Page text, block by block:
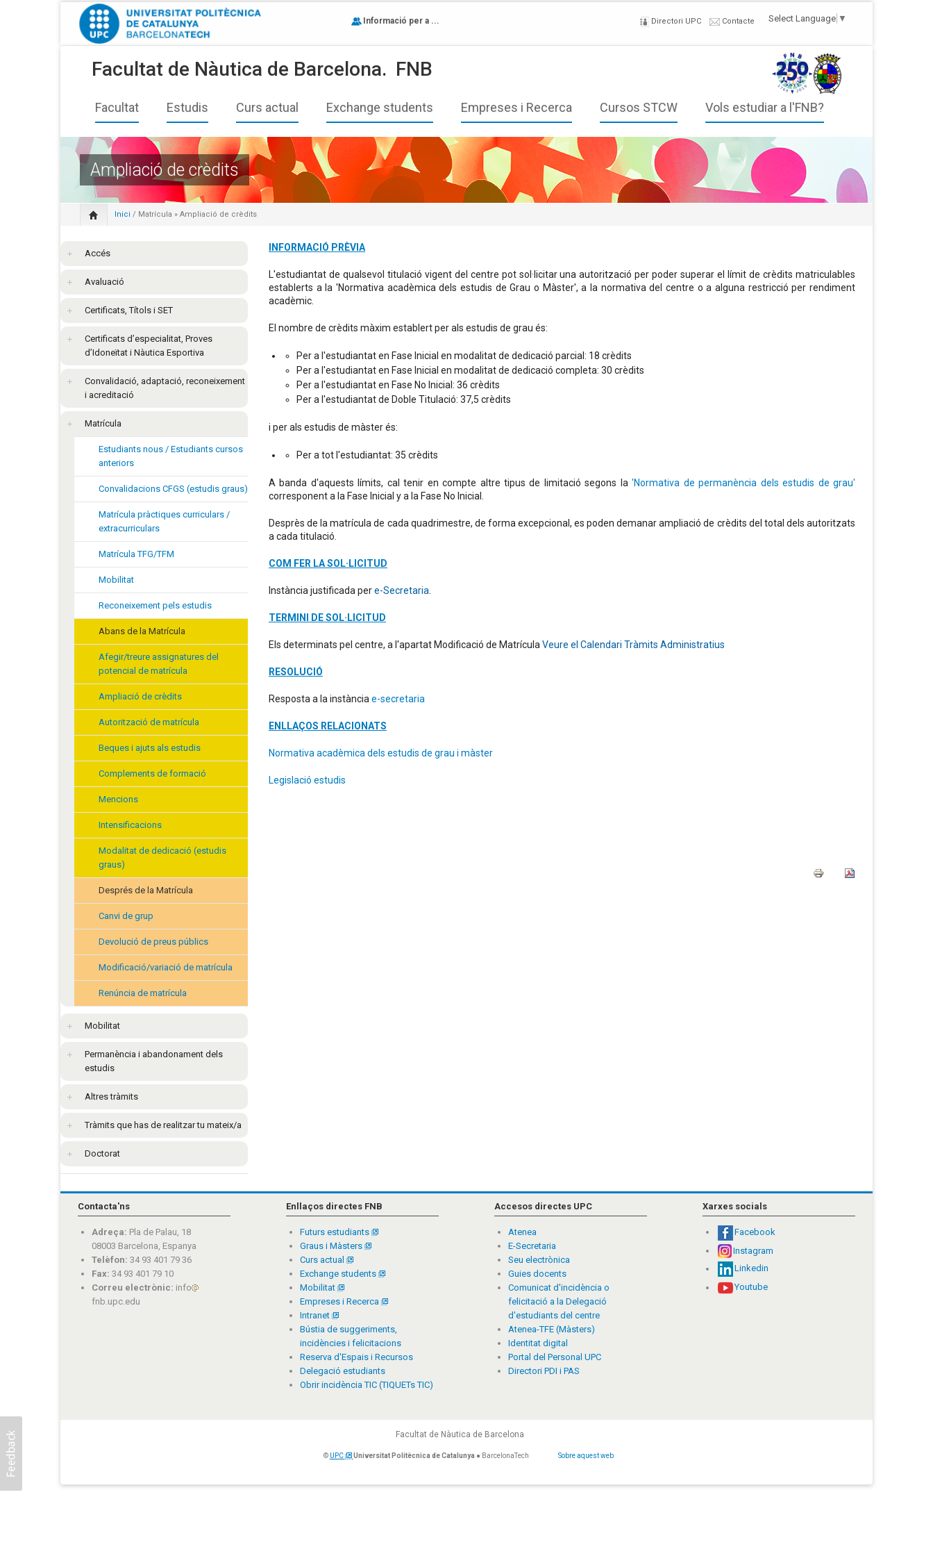
Select Language ▼
Directori UPC Contacte
Informació per a ...
Facultat de Nàutica de Barcelona. FNB
Facultat Estudis Curs actual Exchange students Empreses i Recerca Cursos STCW Vols estudiar a l'FNB?
Ampliació de crèdits
Inici / Matrícula » Ampliació de crèdits
Accés
Avaluació
Certificats, Títols i SET
Certificats d’especialitat, Proves
d’Idoneïtat i Nàutica Esportiva
Convalidació, adaptació, reconeixement
i acreditació
Matrícula
Estudiants nous / Estudiants cursos
anteriors
Convalidacions CFGS (estudis graus)
Matrícula pràctiques curriculars /
extracurriculars
Matrícula TFG/TFM
Mobilitat
Reconeixement pels estudis
Abans de la Matrícula
Afegir/treure assignatures del
potencial de matrícula
Ampliació de crèdits
Autorització de matrícula
Beques i ajuts als estudis
Complements de formació
Mencions
Intensificacions
Modalitat de dedicació (estudis
graus)
Després de la Matrícula
Canvi de grup
Devolució de preus públics
Modificació/variació de matrícula
Renúncia de matrícula
Mobilitat
Permanència i abandonament dels
estudis
Altres tràmits
Tràmits que has de realitzar tu mateix/a
Doctorat
INFORMACIÓ PRÈVIA
L'estudiantat de qualsevol titulació vigent del centre pot sol·licitar una autorització per poder superar el límit de crèdits matriculables
establerts a la 'Normativa acadèmica dels estudis de Grau o Màster', a la normativa del centre o a alguna restricció per rendiment
acadèmic.
El nombre de crèdits màxim establert per als estudis de grau és:
Per a l'estudiantat en Fase Inicial en modalitat de dedicació parcial: 18 crèdits
Per a l'estudiantat en Fase Inicial en modalitat de dedicació completa: 30 crèdits
Per a l'estudiantat en Fase No Inicial: 36 crèdits
Per a l'estudiantat de Doble Titulació: 37,5 crèdits
i per als estudis de màster és:
Per a tot l'estudiantat: 35 crèdits
A banda d'aquests límits, cal tenir en compte altre tipus de limitació segons la'Normativa de permanència dels estudis de grau'
corresponent a la Fase Inicial y a la Fase No Inicial.
Desprès de la matrícula de cada quadrimestre, de forma excepcional, es poden demanar ampliació de crèdits del total dels autoritzats
a cada titulació.
COM FER LA SOL·LICITUD
Instància justificada pere-Secretaria
TERMINI DE SOL·LICITUD
Els determinats pel centre, a l'apartat Modificació de Matrícula Veure el Calendari Tràmits Administratius
RESOLUCIÓ
Resposta a la instància e-secretaria
ENLLAÇOS RELACIONATS
Normativa acadèmica dels estudis de grau i màster
Legislació estudis
Contacta'ns
Adreça: Pla de Palau, 18
08003 Barcelona, Espanya
Telèfon: 34 93 401 79 36
Fax: 34 93 401 79 10
Correu electrònic: info
fnb.upc.edu
Enllaços directes FNB
Futurs estudiants
Graus i Màsters
Curs actual
Exchange students
Mobilitat
Empreses i Recerca
Intranet
Bústia de suggeriments,
incidències i felicitacions
Reserva d'Espais i Recursos
Delegació estudiants
Obrir incidència TIC (TIQUETs TIC)
Accesos directes UPC
Atenea
E-Secretaria
Seu electrònica
Guies docents
Comunicat d'incidència o
felicitació a la Delegació
d'estudiants del centre
Atenea-TFE (Màsters)
Identitat digital
Portal del Personal UPC
Directori PDI i PAS
Xarxes socials
Facebook
Instagram
Linkedin
Youtube
Facultat de Nàutica de Barcelona
© UPC Universitat Politècnica de Catalunya ● BarcelonaTech Sobre aquest web